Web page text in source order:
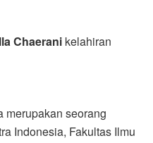
Chaerani kelahiran
merupakan seorang
Indonesia, Fakultas Ilmu